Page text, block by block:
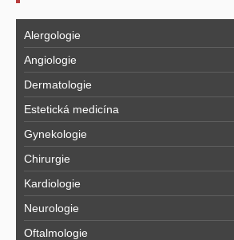
Alergologie
Angiologie
Dermatologie
Estetická medicína
Gynekologie
Chirurgie
Kardiologie
Neurologie
Oftalmologie